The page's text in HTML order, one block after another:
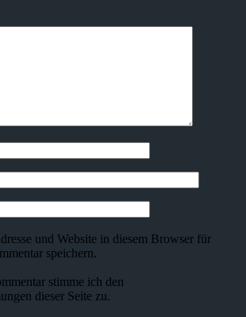
und Website in diesem Browser für
speichern.
stimme ich den
dieser Seite zu.